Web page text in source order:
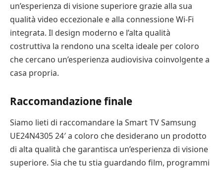
un’esperienza di visione superiore grazie alla sua
qualità video eccezionale e alla connessione Wi-Fi
integrata. Il design moderno e l’alta qualità
costruttiva la rendono una scelta ideale per coloro
che cercano un’esperienza audiovisiva coinvolgente a
casa propria.
Raccomandazione finale
Siamo lieti di raccomandare la Smart TV Samsung
UE24N4305 24′ a coloro che desiderano un prodotto
di alta qualità che garantisca un’esperienza di visione
superiore. Sia che tu stia guardando film, programmi